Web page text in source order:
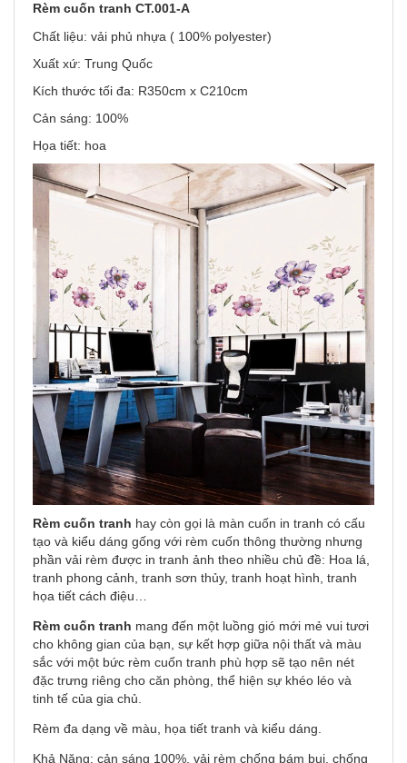
Rèm cuốn tranh CT.001-A
Chất liệu: vải phủ nhựa ( 100% polyester)
Xuất xứ: Trung Quốc
Kích thước tối đa: R350cm x C210cm
Cản sáng: 100%
Họa tiết: hoa
Rèm cuốn tranh hay còn gọi là màn cuốn in tranh có cấu
tạo và kiểu dáng gống với rèm cuốn thông thường nhưng
phần vải rèm được in tranh ảnh theo nhiều chủ đề: Hoa lá,
tranh phong cảnh, tranh sơn thủy, tranh hoạt hình, tranh
họa tiết cách điệu…
Rèm cuốn tranh mang đến một luồng gió mới mẻ vui tươi
cho không gian của bạn, sự kết hợp giữa nội thất và màu
sắc với một bức rèm cuốn tranh phù hợp sẽ tạo nên nét
đặc trưng riêng cho căn phòng, thể hiện sự khéo léo và
tinh tế của gia chủ.
Rèm đa dạng về màu, họa tiết tranh và kiểu dáng.
Khả Năng: cản sáng 100%, vải rèm chống bám bụi, chống